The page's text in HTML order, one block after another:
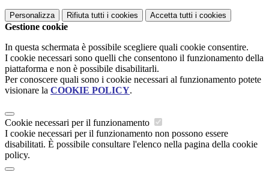
Personalizza Rifiuta tutti i cookies Accetta tutti i cookies
Gestione cookie
In questa schermata è possibile scegliere quali cookie consentire.
I cookie necessari sono quelli che consentono il funzionamento della
piattaforma e non è possibile disabilitarli.
Per conoscere quali sono i cookie necessari al funzionamento potete
visionare la COOKIE POLICY.
Cookie necessari per il funzionamento
I cookie necessari per il funzionamento non possono essere
disabilitati. È possibile consultare l'elenco nella pagina della cookie
policy.